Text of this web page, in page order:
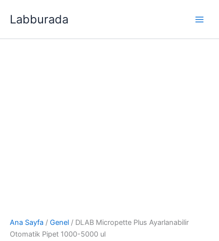
atlaLabburada
Ana Sayfa / Genel / DLAB Micropette Plus Ayarlanabilir
Otomatik Pipet 1000-5000 ul